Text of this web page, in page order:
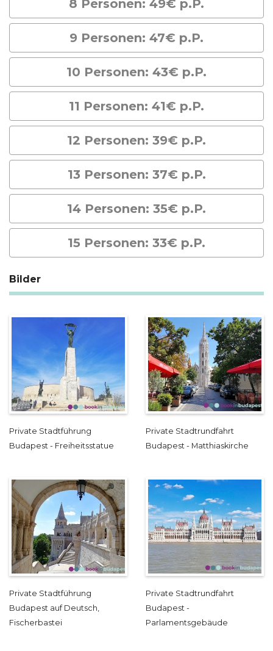
8 Personen: 49€ p.P.
9 Personen: 47€ p.P.
10 Personen: 43€ p.P.
11 Personen: 41€ p.P.
12 Personen: 39€ p.P.
13 Personen: 37€ p.P.
14 Personen: 35€ p.P.
15 Personen: 33€ p.P.
Bilder
Private Stadtführung
Budapest - Freiheitsstatue
Private Stadtrundfahrt
Budapest - Matthiaskirche
Private Stadtführung
Budapest auf Deutsch,
Fischerbastei
Private Stadtrundfahrt
Budapest -
Parlamentsgebäude